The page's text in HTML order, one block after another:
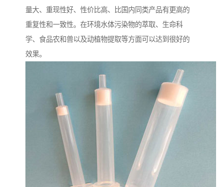
量大、重现性好、性价比高、比国内同类产品有更高的
重复性和一致性。在环境水体污染物的萃取、生命科
学、食品农和兽以及动植物提取等方面可以达到很好的
效果。